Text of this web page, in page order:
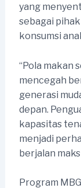
yang
sebagai
konsumsi
“Pola makan
mencegah
generasi
depan.
kapasitas
menjadi
berjalan
Program